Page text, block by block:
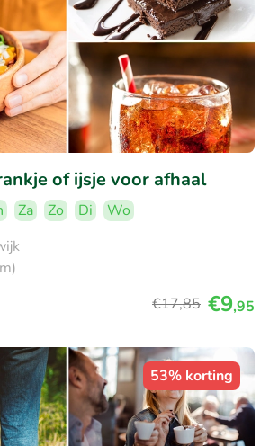
of ijsje voor afhaal
Za Zo Di
Wo
€17,85 €9,95
53% korting